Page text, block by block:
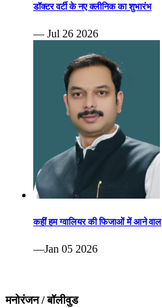
डॉक्टर वर्टी के नए क्लीनिक का शुभारंभ
— Jul 26 2026
कहीं हम ग्वालियर की फिजाओं में आने वाल
—Jan 05 2026
मनोरंजन / बॉलीवुड